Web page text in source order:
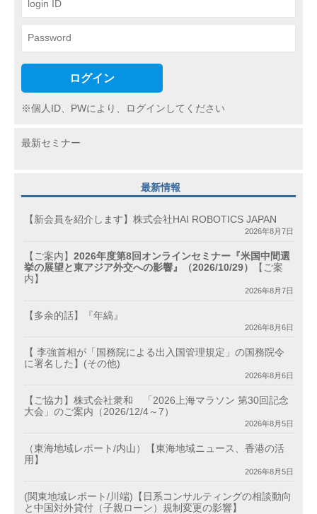
ン
ログイン
※個人ID、PWにより、ログインしてください
最新セミナー
最新情報
【新会員を紹介します】株式会社HAI ROBOTICS JAPAN
2026年8月7日
【ご案内】 2026年度第8回オンラインセミナー『米国中間選
挙の展望と東アジア外交への影響』（2026/10/29）
【ご案
内】
2026年8月7日
【多余的話】『年縞』
2026年8月6日
【 李強首相が「国務院による出入国管理規定」の国務院令
に署名した】(その他)
2026年8月6日
【ご協力】株式会社衆和 「2026上海マラソン 第30回記念
大会」のご案内（2026/12/4～7）
2026年8月5日
（東海地域レポート/内山）【東海地域ニュース、香港の活
用】
2026年8月5日
(関東地域レポート/川端)【日系コンサルティングの相談動向
と中国対外貸付（子親ローン）規制変更の影響】